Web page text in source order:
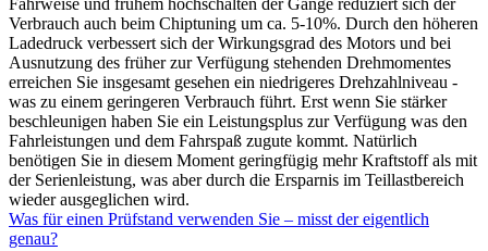
Verbrauch auch beim Chiptuning um ca. 5-10%. Durch den höheren
Ladedruck verbessert sich der Wirkungsgrad des Motors und bei
Ausnutzung des früher zur Verfügung stehenden Drehmomentes
erreichen Sie insgesamt gesehen ein niedrigeres Drehzahlniveau -
was zu einem geringeren Verbrauch führt. Erst wenn Sie stärker
beschleunigen haben Sie ein Leistungsplus zur Verfügung was den
Fahrleistungen und dem Fahrspaß zugute kommt. Natürlich
benötigen Sie in diesem Moment geringfügig mehr Kraftstoff als mit
der Serienleistung, was aber durch die Ersparnis im Teillastbereich
wieder ausgeglichen wird.
Was für einen Prüfstand verwenden Sie – misst der eigentlich
genau?